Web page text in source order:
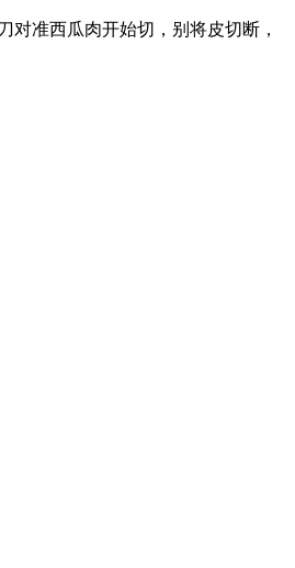
准西瓜肉开始切，别将皮切断，